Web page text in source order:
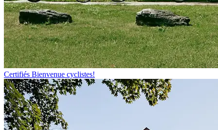
Certifiés Bienvenue cyclistes!